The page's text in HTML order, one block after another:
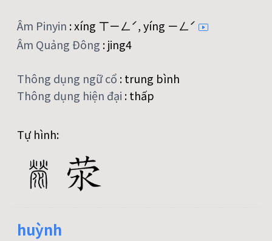
Âm Pinyin :xíng ㄒㄧㄥˊ, yíng ㄧㄥˊ
Âm Quảng Đông :jing4
Thông dụng ngữ cổ :trung bình
Thông dụng hiện đại :thấp
Tự hình:
huỳnh